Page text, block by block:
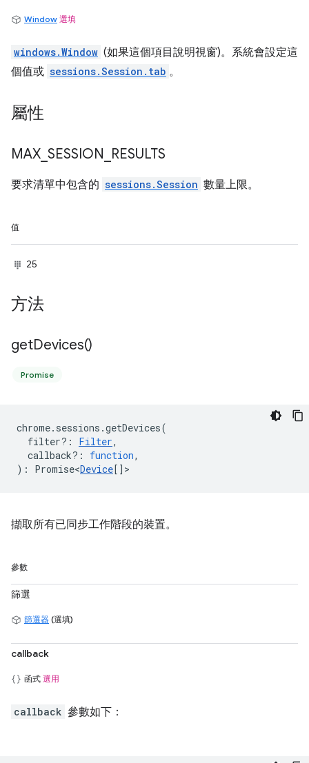
Window 選填
windows.Window (如果這個項目說明視窗)。系統會設定這
個值或 sessions.Session.tab 。
屬性
MAX SESSION RESULTS
要求清單中包含的 sessions.Session 數量上限。
值
25
方法
getDevices()
Promise
chrome. sessions .getDevices(
filter? : Filter,
callback? : function,
) : Promise<Device[] >
擷取所有已同步工作階段的裝置。
參數
篩選
篩選器 (選填)
callback
函式 選用
callback 參數如下：